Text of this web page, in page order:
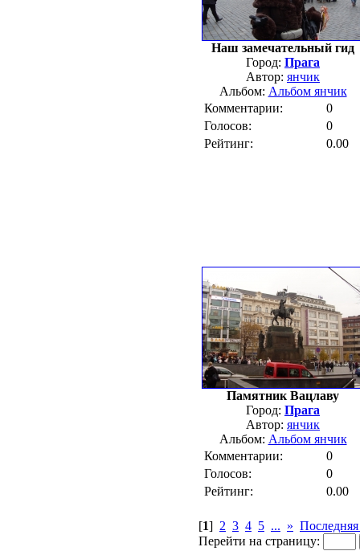
Наш замечательный гид
Город: Прага
Автор: янчик
Альбом: Альбом янчик
Комментарии:
0
Голосов:
0
Рейтинг:
0.00
Памятник Вацлаву
Город: Прага
Автор: янчик
Альбом: Альбом янчик
Комментарии:
0
Голосов:
0
Рейтинг:
0.00
[1] 2 3 4 5 ... »
Перейти на страницу: